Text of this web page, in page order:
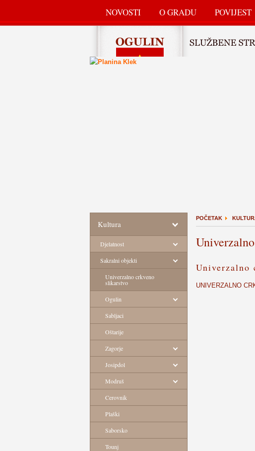
NOVOSTI O GRADU POVIJEST
Kultura
Djelatnost
Sakralni objekti
Univerzalno crkveno
slikarstvo
Ogulin
Sabljaci
Oštarije
Zagorje
Josipdol
Modruš
Cerovnik
Plaški
Saborsko
Tounj
POČETAK
Univerzalno
UNIVERZALNO